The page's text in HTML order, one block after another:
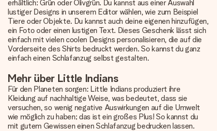
erhältlich: Grün oder Olivgrün. Du kannst aus einer Auswahl
lustiger Designs in unserem Editor wählen, wie zum Beispiel
Tiere oder Objekte. Du kannst auch deine eigenen hinzufügen,
ein Foto oder einen lustigen Text. Dieses Geschenk lässt sich
einfach mit vielen coolen Designs personalisieren, die auf die
Vorderseite des Shirts bedruckt werden. So kannst du ganz
einfach einen Schlafanzug selbst gestalten.
Mehr über Little Indians
Für den Planeten sorgen: Little Indians produziert ihre
Kleidung auf nachhaltige Weise, was bedeutet, dass sie
versuchen, so wenig negative Auswirkungen auf die Umwelt
wie möglich zu haben; das ist ein großes Plus! So kannst du
mit gutem Gewissen einen Schlafanzug bedrucken lassen.